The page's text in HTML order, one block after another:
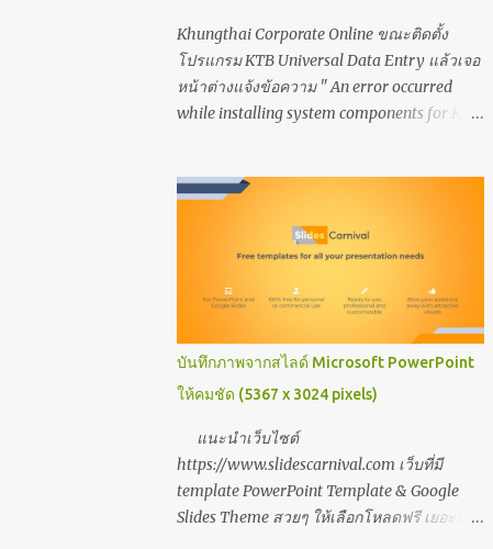
Khungthai Corporate Online ขณะติดตั้ง
โปรแกรม KTB Universal Data Entry แล้วเจอ
หน้าต่างแจ้งข้อความ " An error occurred
while installing system components for KTB
successfully installed. " นั่นหมายถึงต้องเปิดใช้
.NET2.0 and 3.0) ค่ะ มีขั้นตอนตามภาพ ดังนี้
ให้แก้ไขตามภาพต่อไปค่ะ ขั้นตอนสุดท้ายคลิก
(includes .NET2.0 and 3.0) ค่ะ ลิงค์ที่เกี่ยวข้อง
https://www.tassarin2u.com/2020/03/cours
era.html สิ่งที่ควรรู้ ทักษะด้านเทคโนโลยีดิจิทัล
https://www.tassarin2u.com/2021/03/blog-
post.html 3 การตั้งค่า ที่ host โปรแกรม zoom
ต้องรู้
บันทึกภาพจากสไลด์ Microsoft PowerPoint
ให้คมชัด (5367 x 3024 pixels)
แนะนำเว็บไซต์
https://www.slidescarnival.com เว็บที่มี
template PowerPoint Template & Google
Slides Theme สวยๆ ให้เลือกโหลดฟรี เยอะมาก